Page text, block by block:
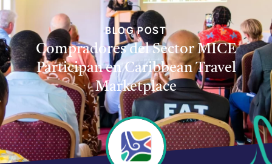
BLOG POST
Compradores del Sector MICE
Participan en Caribbean Travel
Marketplace